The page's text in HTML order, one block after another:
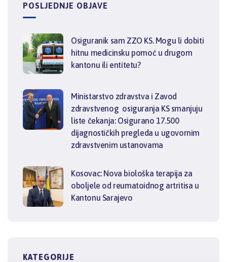
POSLJEDNJE OBJAVE
Osiguranik sam ZZO KS. Mogu li dobiti
hitnu medicinsku pomoć u drugom
kantonu ili entitetu?
Ministarstvo zdravstva i Zavod
zdravstvenog osiguranja KS smanjuju
liste čekanja: Osigurano 17.500
dijagnostičkih pregleda u ugovornim
zdravstvenim ustanovama
Kosovac: Nova biološka terapija za
oboljele od reumatoidnog artritisa u
Kantonu Sarajevo
KATEGORIJE